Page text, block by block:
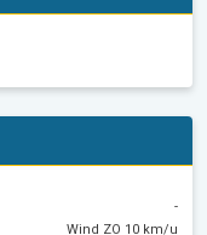
-
Wind ZO 10 km/u